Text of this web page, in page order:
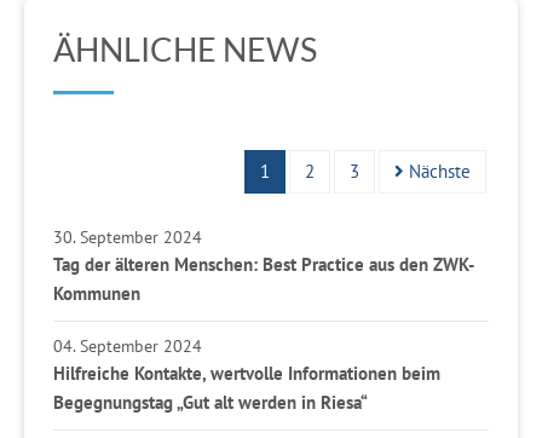
ÄHNLICHE NEWS
1 2 3 Nächste
30. September 2024
Tag der älteren Menschen: Best Practice aus den ZWK-
Kommunen
04. September 2024
Hilfreiche Kontakte, wertvolle Informationen beim
Begegnungstag „Gut alt werden in Riesa“